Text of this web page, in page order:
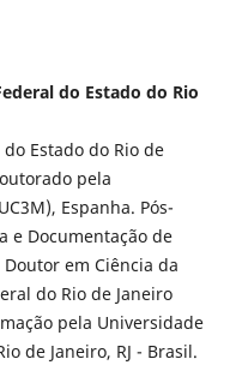
do Estado do Rio
Estado do Rio de
pela
Espanha. Pós-
e Documentação de
em Ciência da
do Rio de Janeiro
pela Universidade
de Janeiro, RJ - Brasil.